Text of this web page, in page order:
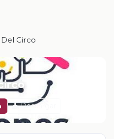
Circo
Descargar